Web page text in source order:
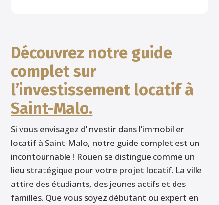
Découvrez notre guide
complet sur
l’investissement locatif à
Saint-Malo.
Si vous envisagez d’investir dans l’immobilier
locatif à Saint-Malo, notre guide complet est un
incontournable ! Rouen se distingue comme un
lieu stratégique pour votre projet locatif. La ville
attire des étudiants, des jeunes actifs et des
familles. Que vous soyez débutant ou expert en